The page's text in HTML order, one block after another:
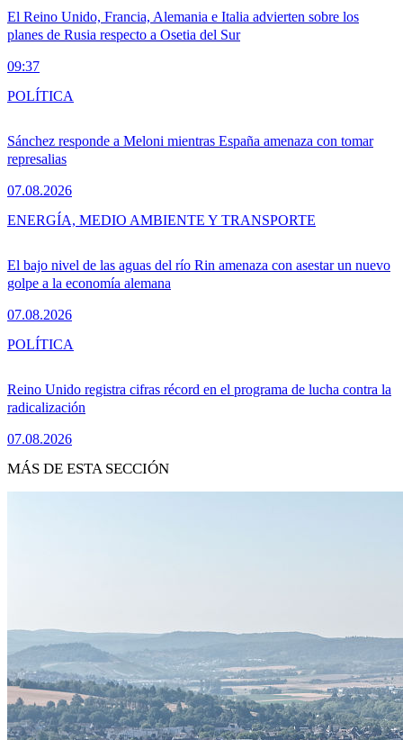
El Reino Unido, Francia, Alemania e Italia advierten sobre los
planes de Rusia respecto a Osetia del Sur
09:37
Sánchez responde a Meloni mientras España amenaza con tomar
represalias
07.08.2026
POLÍTICA
El bajo nivel de las aguas del río Rin amenaza con asestar un nuevo
golpe a la economía alemana
07.08.2026
ENERGÍA, MEDIO AMBIENTE Y TRANSPORTE
Reino Unido registra cifras récord en el programa de lucha contra la
radicalización
07.08.2026
POLÍTICA
MÁS DE ESTA SECCIÓN